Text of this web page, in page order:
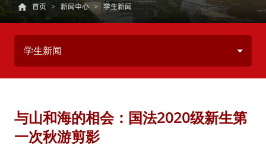
首页 > 新闻中心 > 学生新闻
学生新闻
与山和海的相会：国法2020级新生第
一次秋游剪影